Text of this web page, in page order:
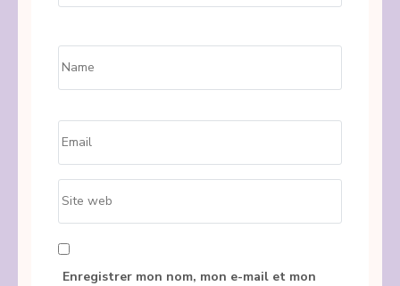
Enregistrer mon nom, mon e-mail et mon